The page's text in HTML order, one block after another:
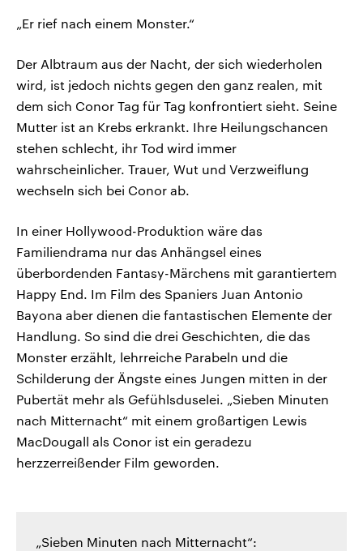
„Er rief nach einem Monster.“
Der Albtraum aus der Nacht, der sich wiederholen
wird, ist jedoch nichts gegen den ganz realen, mit
dem sich Conor Tag für Tag konfrontiert sieht. Seine
Mutter ist an Krebs erkrankt. Ihre Heilungschancen
stehen schlecht, ihr Tod wird immer
wahrscheinlicher. Trauer, Wut und Verzweiflung
wechseln sich bei Conor ab.
In einer Hollywood-Produktion wäre das
Familiendrama nur das Anhängsel eines
überbordenden Fantasy-Märchens mit garantiertem
Happy End. Im Film des Spaniers Juan Antonio
Bayona aber dienen die fantastischen Elemente der
Handlung. So sind die drei Geschichten, die das
Monster erzählt, lehrreiche Parabeln und die
Schilderung der Ängste eines Jungen mitten in der
Pubertät mehr als Gefühlsduselei. „Sieben Minuten
nach Mitternacht“ mit einem großartigen Lewis
MacDougall als Conor ist ein geradezu
herzzerreißender Film geworden.
„Sieben Minuten nach Mitternacht“: